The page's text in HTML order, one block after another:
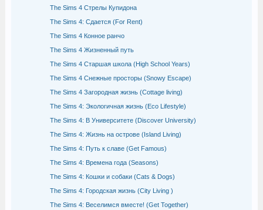
The Sims 4 Стрелы Купидона
The Sims 4: Сдается (For Rent)
The Sims 4 Конное ранчо
The Sims 4 Жизненный путь
The Sims 4 Старшая школа (High School Years)
The Sims 4 Снежные просторы (Snowy Escape)
The Sims 4 Загородная жизнь (Cottage living)
The Sims 4: Экологичная жизнь (Eco Lifestyle)
The Sims 4: В Университете (Discover University)
The Sims 4: Жизнь на острове (Island Living)
The Sims 4: Путь к славе (Get Famous)
The Sims 4: Времена года (Seasons)
The Sims 4: Кошки и собаки (Cats & Dogs)
The Sims 4: Городская жизнь (City Living )
The Sims 4: Веселимся вместе! (Get Together)